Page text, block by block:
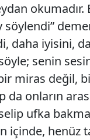
söylendi”
daha iyisini,
söyle; senin
bir miras değil,
onların
ufka
içinde, henüz